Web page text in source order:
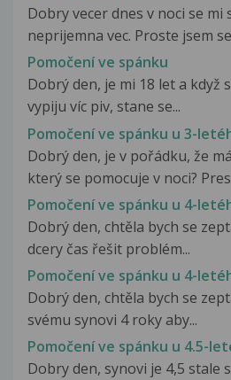
Dobry vecer dnes v noci se mi
neprijemna vec. Proste jsem
Pomočení ve spánku
Dobrý den, je mi 18 let a když
vypiju víc piv, stane se...
Pomočení ve spánku u 3-
Dobrý den, je v pořádku, že
který se pomocuje v noci?
Pomočení ve spánku u 4-
Dobrý den, chtěla bych se
dcery čas řešit problém...
Pomočení ve spánku u 4-
Dobrý den, chtěla bych se
svému synovi 4 roky aby...
Pomočení ve spánku u 4.5-
Dobry den, synovi je 4,5 stale